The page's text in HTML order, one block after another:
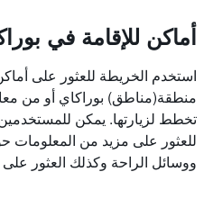
أماكن للإقامة في
استخدم الخريطة للعثور على
منطقة(مناطق) بوراكاي أو من
تخطط لزيارتها. يمكن
للعثور على مزيد من المعلومات
ووسائل الراحة وكذلك العثور